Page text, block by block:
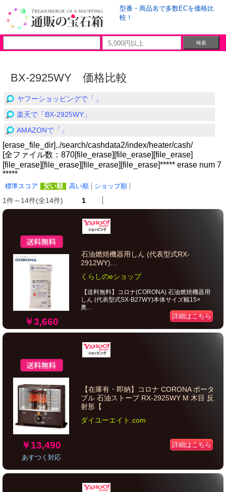
型番・商品名で多数ECを価格比
較！
BX-2925WY 価格比較
ヤフーショッピングで「」
楽天で「BX-2925WY」
AMAZONで「」
[erase_file_dir]../search/cashdata2/index/heater/cash/
[全ファイル数：870[file_erase][file_erase][file_erase]
[file_erase][file_erase][file_erase][file_erase]***** erase num 7
*****
標準スコア 安い順 高い順 ショップ順
1件～14件(全14件) 1
￥3,660
石油燃焼機器用しん (代表型式RX-
2912WY)...
くらしのeショップ
【送料無料】コロナ(CORONA) 石油燃焼機器用
しん (代表型式SX-B27WY)本体サイズ幅15×
奥...
詳細はこちら
￥13,490
あすつく対応
【在庫有・即納】コロナ CORONA ポータ
ブル 石油ストーブ RX-2925WY M 木目 反
射形【
ダイユーエイト.com
詳細はこちら